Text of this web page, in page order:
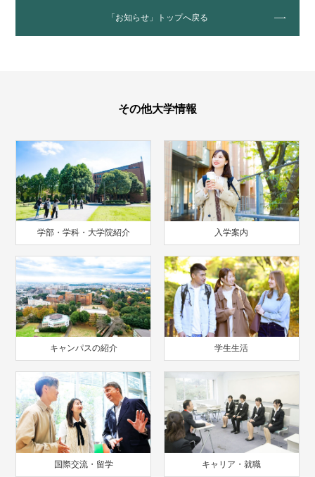
「お知らせ」トップへ戻る
その他大学情報
学部・学科・大学院紹介 入学案内
キャンパスの紹介 学生生活
国際交流・留学 キャリア・就職